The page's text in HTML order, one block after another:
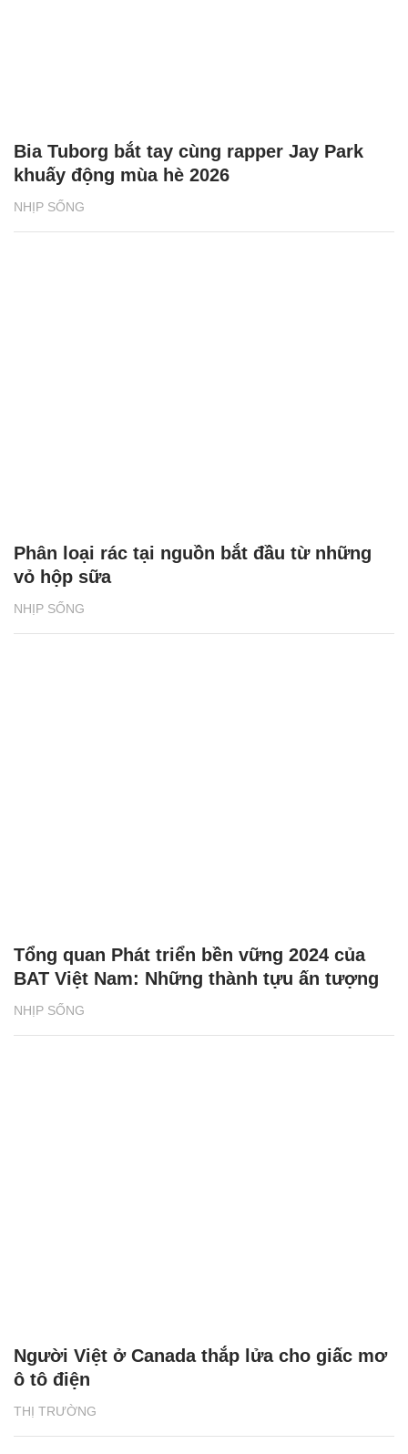
NHỊP SỐNG
Bia Tuborg bắt tay cùng rapper Jay Park
khuấy động mùa hè 2026
NHỊP SỐNG
Phân loại rác tại nguồn bắt đầu từ những
vỏ hộp sữa
NHỊP SỐNG
Tổng quan Phát triển bền vững 2024 của
BAT Việt Nam: Những thành tựu ấn tượng
THỊ TRƯỜNG
Người Việt ở Canada thắp lửa cho giấc mơ
ô tô điện